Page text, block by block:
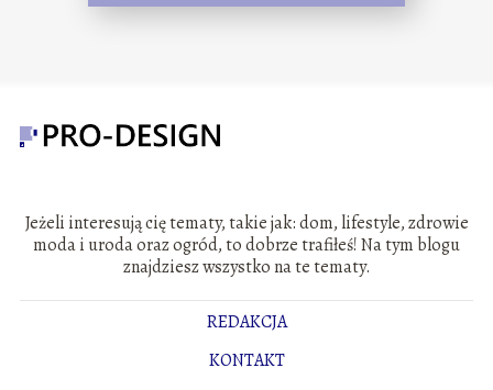
Jeżeli interesują cię tematy, takie jak: dom, lifestyle, zdrowie
moda i uroda oraz ogród, to dobrze trafiłeś! Na tym blogu
znajdziesz wszystko na te tematy.
REDAKCJA
KONTAKT